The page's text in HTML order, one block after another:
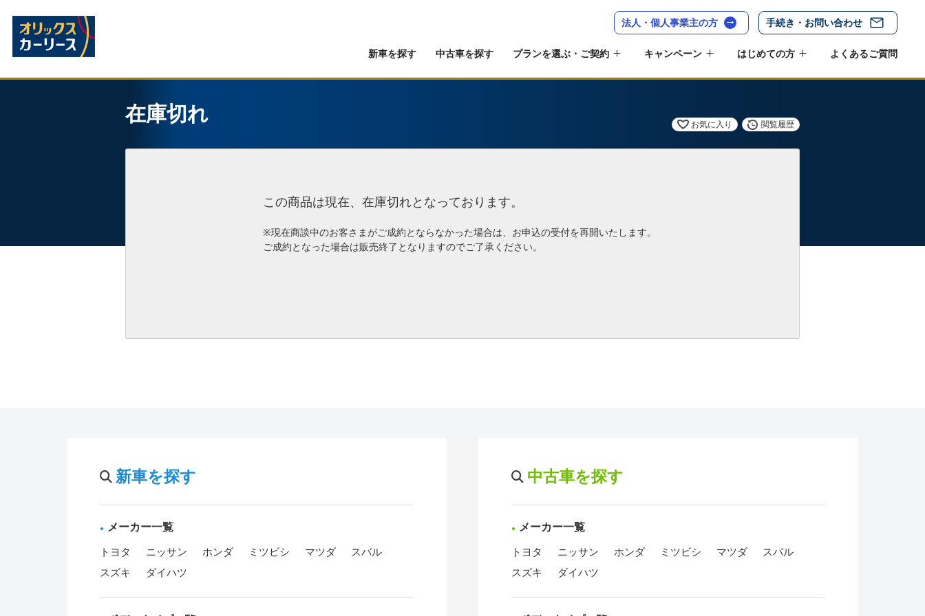
法人・個人事業主の方 手続き・お問い合わせ
新車を探す 中古車を探す プランを選ぶ・ご契約 キャンペーン はじめての方 よくあるご質問
在庫切れ お気に入り 閲覧履歴
この商品は現在、在庫切れとなっております。
※現在商談中のお客さまがご成約とならなかった場合は、お申込の受付を再開いたします。
ご成約となった場合は販売終了となりますのでご了承ください。
新車を探す
メーカー一覧
トヨタ ニッサン ホンダ ミツビシ マツダ
スバル
スズキ
ダイハツ
中古車を探す
メーカー一覧
トヨタ ニッサン ホンダ ミツビシ マツダ
スバル
スズキ
ダイハツ